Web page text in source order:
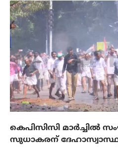
കെപിസിസി മാർച്ചിൽ
സുധാകരന്